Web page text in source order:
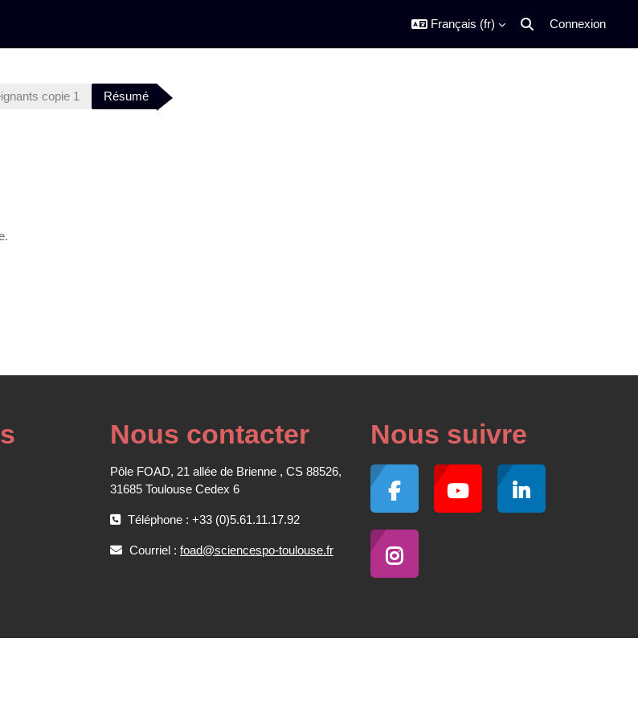
Français ‎(fr)‎
Activer/désactiver la
Connexion
copie 1 Résumé
Nous contacter
Pôle FOAD, 21 allée de Brienne , CS 88526,
31685 Toulouse Cedex 6
Téléphone : +33 (0)5.61.11.17.92
Courriel : foad@sciencespo-toulouse.fr
Nous suivre